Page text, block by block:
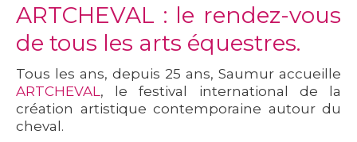
ARTCHEVAL : le rendez-vous
de tous les arts équestres.
Tous les ans, depuis 25 ans, Saumur accueille
ARTCHEVAL , le festival international de la
création artistique contemporaine autour du
cheval.